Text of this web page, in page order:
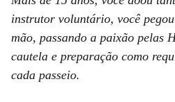
instrutor voluntário, você
mão, passando a paixão pelas
cautela e preparação como
cada passeio.